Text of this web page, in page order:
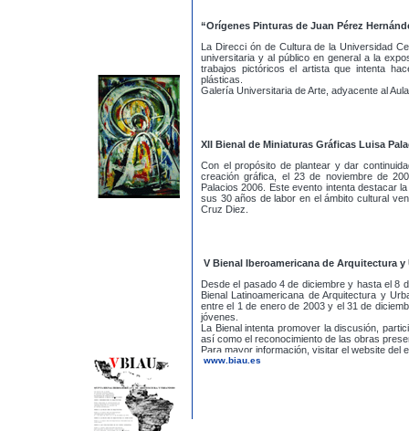
“Orígenes Pinturas de Juan Pérez
La Direcci ón de Cultura de la Universidad
universitaria y al público en general a la
trabajos pictóricos el artista que intenta
plásticas.
Galería Universitaria de Arte, adyacente al
XII Bienal de Miniaturas Gráficas Luisa
Con el propósito de plantear y dar
creación gráfica, el 23 de noviembre de
Palacios 2006. Este evento intenta destacar
sus 30 años de labor en el ámbito cultural
Cruz Diez.
V Bienal Iberoamericana de Arquitectura y
Desde el pasado 4 de diciembre y hasta el 8
Bienal Latinoamericana de Arquitectura y
entre el 1 de enero de 2003 y el 31 de
jóvenes.
La Bienal intenta promover la discusión,
así como el reconocimiento de las obras
Para mayor información, visitar el website del
www.biau.es